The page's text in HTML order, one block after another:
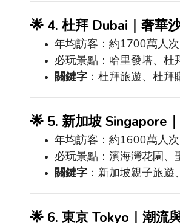
🌟 4. 杜拜 Dubai ｜奢華
年均訪客：約1700萬人次
必玩景點：哈里發塔、杜
關鍵字 ：杜拜旅遊、杜
🌟 5. 新加坡Singapore
年均訪客：約1600萬人次
必玩景點：濱海灣花園、
關鍵字 ：新加坡親子旅
🌟 6. 東京 Tokyo ｜潮流